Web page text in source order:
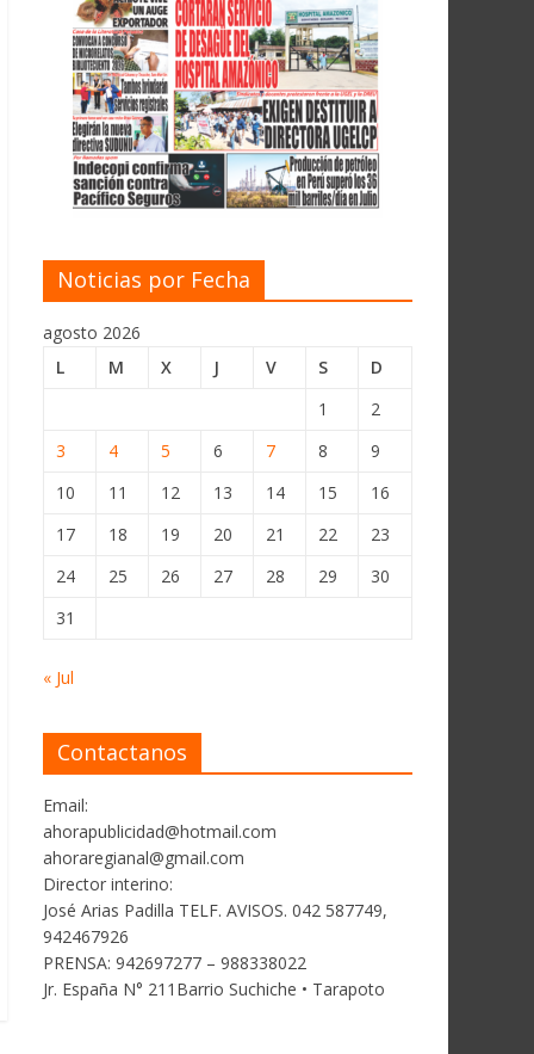
Noticias por Fecha
agosto 2026
L
M X J V S
D
1
2
3
4 5 6 7 8
9
10
11 12 13 14 15
16
17
18 19 20 21 22
23
24
25 26 27 28 29
30
31
« Jul
Contactanos
Email:
ahorapublicidad@hotmail.com
ahoraregianal@gmail.com
Director interino:
José Arias Padilla TELF. AVISOS. 042 587749,
942467926
PRENSA: 942697277 – 988338022
Jr. España N° 211Barrio Suchiche • Tarapoto